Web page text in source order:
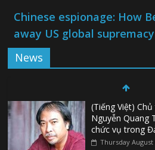
Chinese espionage: How
away US global supremacy
News
(Tiếng Việt)
Nguyễn Quang
chức vụ trong
Thursday August